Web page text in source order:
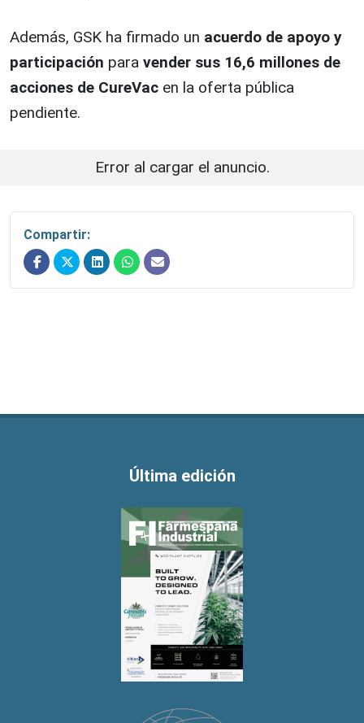
Además, GSK ha firmado un acuerdo de apoyo y
participación para vender sus 16,6 millones de
acciones de CureVac en la oferta pública
pendiente.
Error al cargar el anuncio.
Compartir:
Última edición